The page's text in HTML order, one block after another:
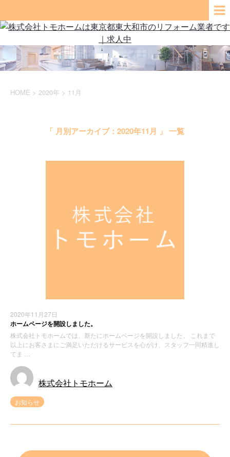
HOME > 2020年 > 11月
「 月別アーカイブ：2020年11月 」 一覧
2020年11月27日
ホームページを開設しました。
株式会社トモホームでは、新たにホームページを開設しました。 これまで
以上にお客さまにご満足いただけるサービスを心がけ、スタッフ一同精進し
てま …
株式会社トモホーム
お知らせ